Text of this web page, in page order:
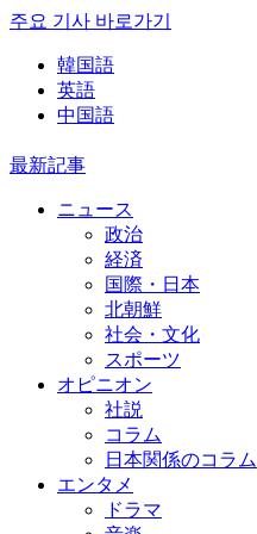
주요 기사 바로가기
韓国語
英語
中国語
最新記事
ニュース
政治
経済
国際・日本
北朝鮮
社会・文化
スポーツ
オピニオン
社説
コラム
日本関係のコラム
エンタメ
ドラマ